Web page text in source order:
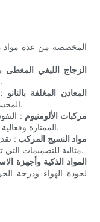
الزجاج الليفي المغطى
الحراري ، وتحسين كفاءة الطاقة وجودة الهواء.
المعادن المغلفة بالنانو
المحسنة ، مما يجعل الشبكات وظيفية وجذابة بصريًا.
مركبات الألومنيوم :
الممتازة وفعالية التكلفة ، مما يجعلها مناسبة لمختلف المناخات.
مواد النسيج المركب :
مثالية للتصميمات التي تتطلب مجموعة من القوة والقدرة على التكيف.
المواد الذكية وأجهزة
لجودة الهواء ودرجة